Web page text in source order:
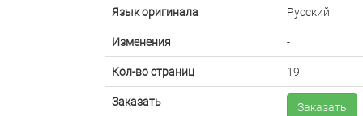
Язык оригинала Русский
Изменения -
Кол-во страниц 19
Заказать Заказать